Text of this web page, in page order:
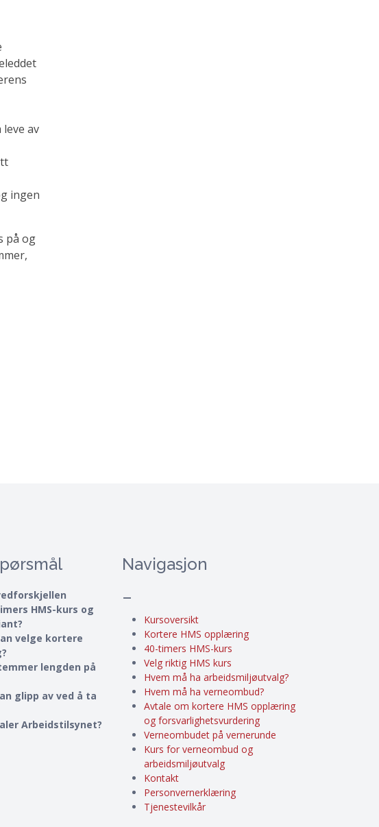
av
ingen
på og
HMS-kurs og
velge kortere
lengden på
glipp av ved å ta
Arbeidstilsynet?
Navigasjon
–
Kursoversikt
Kortere HMS opplæring
40-timers HMS-kurs
Velg riktig HMS kurs
Hvem må ha arbeidsmiljøutvalg?
Hvem må ha verneombud?
Avtale om kortere HMS opplæring
og forsvarlighetsvurdering
Verneombudet på vernerunde
Kurs for verneombud og
arbeidsmiljøutvalg
Kontakt
Personvernerklæring
Tjenestevilkår